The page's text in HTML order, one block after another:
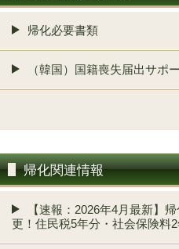
帰化必要書類
（韓国）国籍喪失届出サポ
帰化関連情報
【速報：2026年4月最新】
更！住民税5年分・社会保険料